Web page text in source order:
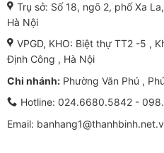
Trụ sở: Số 18, ngõ 2, phố Xa
Hà Nội
VPGD, KHO: Biệt thự TT2 -5 ,
Định Công , Hà Nội
Chi nhánh:Phường Văn Phú ,
Hotline: 024.6680.5842 -
Email: